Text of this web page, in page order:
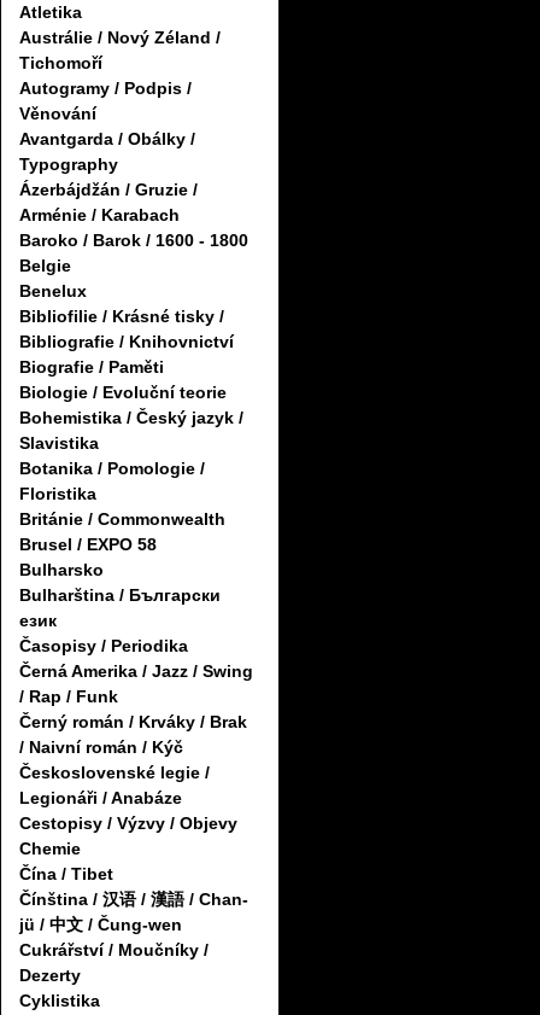
Atletika
Austrálie / Nový Zéland /
Tichomoří
Autogramy / Podpis /
Věnování
Avantgarda / Obálky /
Typography
Ázerbájdžán / Gruzie /
Arménie / Karabach
Baroko / Barok / 1600 - 1800
Belgie
Benelux
Bibliofilie / Krásné tisky /
Bibliografie / Knihovnictví
Biografie / Paměti
Biologie / Evoluční teorie
Bohemistika / Český jazyk /
Slavistika
Botanika / Pomologie /
Floristika
Británie / Commonwealth
Brusel / EXPO 58
Bulharsko
Bulharština / Български
език
Časopisy / Periodika
Černá Amerika / Jazz / Swing
/ Rap / Funk
Černý román / Krváky / Brak
/ Naivní román / Kýč
Československé legie /
Legionáři / Anabáze
Cestopisy / Výzvy / Objevy
Chemie
Čína / Tibet
Čínština / 汉语 / 漢語 / Chan-
jü / 中文 / Čung-wen
Cukrářství / Moučníky /
Dezerty
Cyklistika